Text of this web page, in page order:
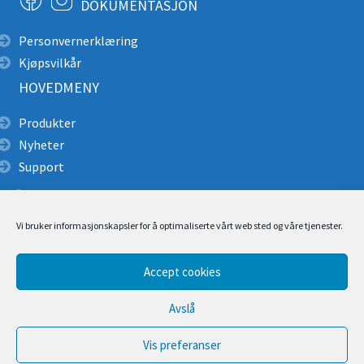
Vi bruker informasjonskapsler for å optimaliserte vårt web sted og våre tjenester.
Accept cookies
Avslå
Vis preferanser
DOKUMENTASJON
Personvernerklæring
Kjøpsvilkår
HOVEDMENY
Produkter
Nyheter
Support
Alpin redning
Brukerveiledning/ Manualer
Monteringsbeskrivelse
Cascade Rescue Montering